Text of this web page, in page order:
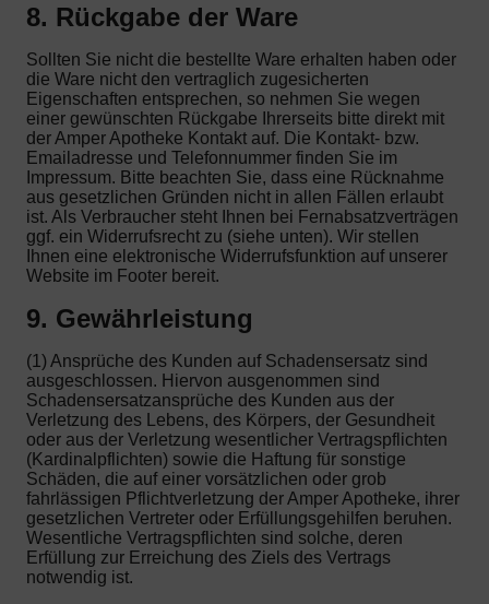
8. Rückgabe der Ware
Sollten Sie nicht die bestellte Ware erhalten haben oder
die Ware nicht den vertraglich zugesicherten
Eigenschaften entsprechen, so nehmen Sie wegen
einer gewünschten Rückgabe Ihrerseits bitte direkt mit
der Amper Apotheke Kontakt auf. Die Kontakt- bzw.
Emailadresse und Telefonnummer finden Sie im
Impressum. Bitte beachten Sie, dass eine Rücknahme
aus gesetzlichen Gründen nicht in allen Fällen erlaubt
ist. Als Verbraucher steht Ihnen bei Fernabsatzverträgen
ggf. ein Widerrufsrecht zu (siehe unten). Wir stellen
Ihnen eine elektronische Widerrufsfunktion auf unserer
Website im Footer bereit.
9. Gewährleistung
(1) Ansprüche des Kunden auf Schadensersatz sind
ausgeschlossen. Hiervon ausgenommen sind
Schadensersatzansprüche des Kunden aus der
Verletzung des Lebens, des Körpers, der Gesundheit
oder aus der Verletzung wesentlicher Vertragspflichten
(Kardinalpflichten) sowie die Haftung für sonstige
Schäden, die auf einer vorsätzlichen oder grob
fahrlässigen Pflichtverletzung der Amper Apotheke, ihrer
gesetzlichen Vertreter oder Erfüllungsgehilfen beruhen.
Wesentliche Vertragspflichten sind solche, deren
Erfüllung zur Erreichung des Ziels des Vertrags
notwendig ist.